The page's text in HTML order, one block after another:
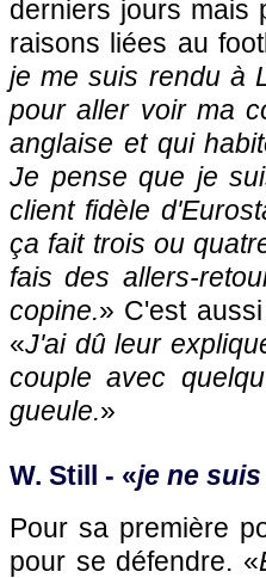
derniers jours mais
raisons liées au
je me suis rendu à
pour aller voir ma
anglaise et qui
Je pense que je
client fidèle
ça fait trois ou
fais des allers-
copine.» C'est
«J'ai dû leur
couple avec
gueule.»
W. Still - «je ne
Pour sa première
pour se défendre. «